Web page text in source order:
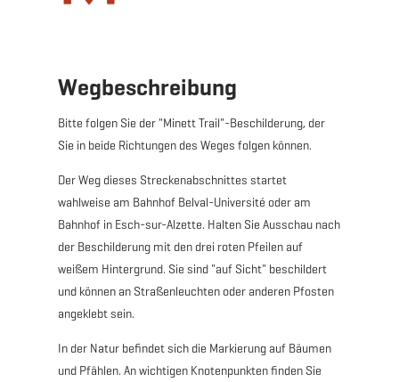
Wegbeschreibung
Bitte folgen Sie der "Minett Trail"-Beschilderung, der
Sie in beide Richtungen des Weges folgen können.
Der Weg dieses Streckenabschnittes startet
wahlweise am Bahnhof Belval-Université oder am
Bahnhof in Esch-sur-Alzette. Halten Sie Ausschau nach
der Beschilderung mit den drei roten Pfeilen auf
weißem Hintergrund. Sie sind "auf Sicht" beschildert
und können an Straßenleuchten oder anderen Pfosten
angeklebt sein.
In der Natur befindet sich die Markierung auf Bäumen
und Pfählen. An wichtigen Knotenpunkten finden Sie